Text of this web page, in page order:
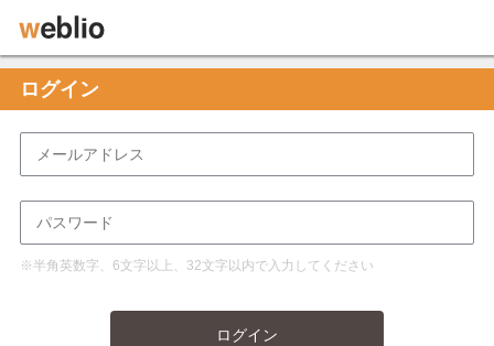
ログイン
※半角英数字、6文字以上、32文字以内で入力してください
ログイン